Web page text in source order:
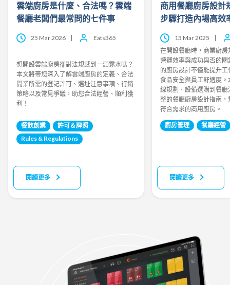
雲端廚房是什麼、合法嗎？雲端
餐廳老闆們最常問的七件事
25 Mar 2026 Eats365
想開設雲端廚房卻對法規感到一頭霧水嗎？
本文將帶您深入了解雲端廚房的定義、合法
開業所需的登記許可、選址注意事項、行銷
策略以及常見爭議，助您合法經營、順利獲
利！
餐飲創業
許可＆牌照
Rules & Regulations
閱讀更多
商用餐廳廚房設計
步驟打造內場高效
13 Mar 2025
在開設餐廳時，商業廚
營運效率與成功與否的
的廚房設計不僅能提升
食品安全與員工舒適度
線規劃、設備選購到餐
整的餐廳廚房設計指南
符合需求的商用廚房。
廚房管理 餐廳經營
閱讀更多